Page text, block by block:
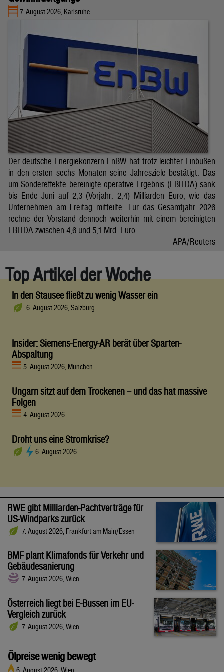
7. August 2026, Karlsruhe
Der deutsche Energiekonzern EnBW hat trotz leichter Einbußen
in den ersten sechs Monaten seine Jahresziele bestätigt. Das
um Sondereffekte bereinigte operative Ergebnis (EBITDA) sank
bis Ende Juni auf 2,3 (Vorjahr: 2,4) Milliarden Euro, wie das
Unternehmen am Freitag mitteilte. Für das Gesamtjahr 2026
rechne der Vorstand dennoch weiterhin mit einem bereinigten
EBITDA zwischen 4,6 und 5,1 Mrd. Euro.
APA/Reuters
Top Artikel der Woche
In den Stausee fließt zu wenig Wasser ein
6. August 2026, Salzburg
Insider: Siemens-Energy-AR berät über Sparten-
Abspaltung
5. August 2026, München
Ungarn sitzt auf dem Trockenen – und das hat massive
Folgen
4. August 2026
Droht uns eine Stromkrise?
6. August 2026
RWE gibt Milliarden-Pachtverträge für
US-Windparks zurück
7. August 2026, Frankfurt am Main/Essen
BMF plant Klimafonds für Verkehr und
Gebäudesanierung
7. August 2026, Wien
Österreich liegt bei E-Bussen im EU-
Vergleich zurück
7. August 2026, Wien
Ölpreise wenig bewegt